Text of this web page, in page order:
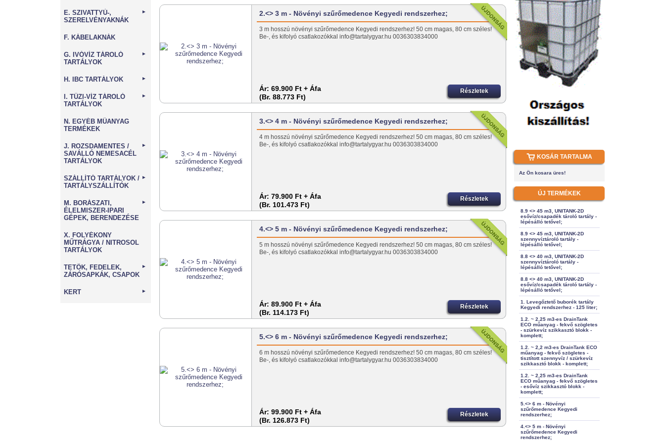
E. SZIVATTYÚ-,
SZERELVÉNYAKNÁK
►
F. KÁBELAKNÁK
G. IVÓVÍZ TÁROLÓ
TARTÁLYOK
►
H. IBC TARTÁLYOK ►
I. TŰZI-VÍZ TÁROLÓ
TARTÁLYOK
►
N. EGYÉB MŰANYAG
TERMÉKEK
J. ROZSDAMENTES /
SAVÁLLÓ NEMESACÉL
TARTÁLYOK
►
SZÁLLÍTÓ TARTÁLYOK /
TARTÁLYSZÁLLÍTÓK
►
M. BORÁSZATI,
ÉLELMISZER-IPARI
GÉPEK, BERENDEZÉSE
►
X. FOLYÉKONY
MŰTRÁGYA / NITROSOL
TARTÁLYOK
TETŐK, FEDELEK,
ZÁRÓSAPKÁK, CSAPOK
►
KERT ►
2.<> 3 m - Növényi szűrőmedence Kegyedi rendszerhez;
3 m hosszú növényi szűrőmedence Kegyedi rendszerhez! 50 cm magas, 80 cm széles!
Be-, és kifolyó csatlakozókkal info@tartalygyar.hu 0036303834000
Ár: 69.900 Ft + Áfa
(Br. 88.773 Ft)
Részletek
3.<> 4 m - Növényi szűrőmedence Kegyedi rendszerhez;
4 m hosszú növényi szűrőmedence Kegyedi rendszerhez! 50 cm magas, 80 cm széles!
Be-, és kifolyó csatlakozókkal info@tartalygyar.hu 0036303834000
Ár: 79.900 Ft + Áfa
(Br. 101.473 Ft)
Részletek
4.<> 5 m - Növényi szűrőmedence Kegyedi rendszerhez;
5 m hosszú növényi szűrőmedence Kegyedi rendszerhez! 50 cm magas, 80 cm széles!
Be-, és kifolyó csatlakozókkal info@tartalygyar.hu 0036303834000
Ár: 89.900 Ft + Áfa
(Br. 114.173 Ft)
Részletek
5.<> 6 m - Növényi szűrőmedence Kegyedi rendszerhez;
6 m hosszú növényi szűrőmedence Kegyedi rendszerhez! 50 cm magas, 80 cm széles!
Be-, és kifolyó csatlakozókkal info@tartalygyar.hu 0036303834000
Ár: 99.900 Ft + Áfa
(Br. 126.873 Ft)
Részletek
KOSÁR TARTALMA
Az Ön kosara üres!
ÚJ TERMÉKEK
8.9 <> 45 m3, UNITANK-2D
esővíz/csapadék tároló tartály -
lépésálló tetővel;
8.9 <> 45 m3, UNITANK-2D
szennyvíztároló tartály -
lépésálló tetővel;
8.8 <> 40 m3, UNITANK-2D
szennyvíztároló tartály -
lépésálló tetővel;
8.8 <> 40 m3, UNITANK-2D
esővíz/csapadék tároló tartály -
lépésálló tetővel;
1. Levegőztető buborék tartály
Kegyedi rendszerhez - 125 liter;
1.2. ~ 2,25 m3-es DrainTank
ECO műanyag - fekvő szögletes
- szürkevíz szikkasztó blokk -
komplett;
1.2. ~ 2,2 m3-es DrainTank ECO
műanyag - fekvő szögletes -
tisztított szennyvíz / szürkevíz
szikkasztó blokk - komplett;
1.2. ~ 2,25 m3-es DrainTank
ECO műanyag - fekvő szögletes
- esővíz szikkasztó blokk -
komplett;
5.<> 6 m - Növényi
szűrőmedence Kegyedi
rendszerhez;
4.<> 5 m - Növényi
szűrőmedence Kegyedi
rendszerhez;